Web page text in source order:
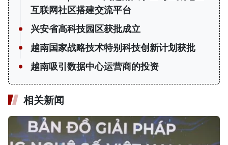
互联网社区搭建交流平台
兴安省高科技园区获批成立
越南国家战略技术特别科技创新计划获批
越南吸引数据中心运营商的投资
相关新闻